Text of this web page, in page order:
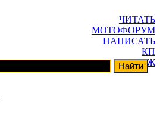
ЧИТАТЬ
МОТОФОРУМ
НАПИСАТЬ
КП
ГАРАЖ